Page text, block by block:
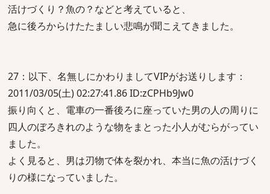
活けづくり？魚の？などと考えていると、
急に後ろからけたたましい悲鳴が聞こえてきました。
27：以下、名無しにかわりましてVIPがお送りします：
2011/03/05(土) 02:27:41.86 ID:zCPHb9Jw0
振り向くと、電車の一番後ろに座っていた男の人の周りに
四人のぼろきれのような物をまとった小人がむらがってい
ました。
よく見ると、男は刃物で体を裂かれ、本当に魚の活けづく
りの様になっていました。